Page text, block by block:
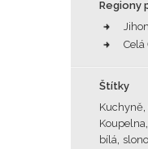
Regiony
Celá
Štítky
Kuchyně
Koupelna
bílá